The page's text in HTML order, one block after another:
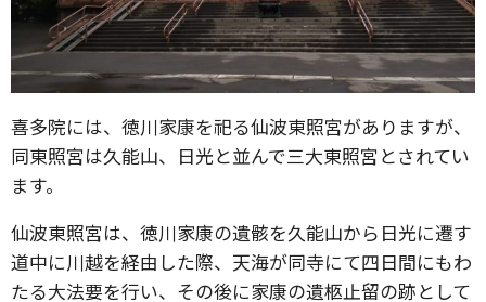
喜多院には、徳川家康を祀る仙波東照宮がありますが、
同東照宮は久能山、日光と並んで三大東照宮とされてい
ます。
仙波東照宮は、徳川家康の遺骸を久能山から日光に遷す
道中に川越を経由した際、天海が同寺にて四日間にもわ
たる大法要を行い、その後に家康の遺柩止留の跡として